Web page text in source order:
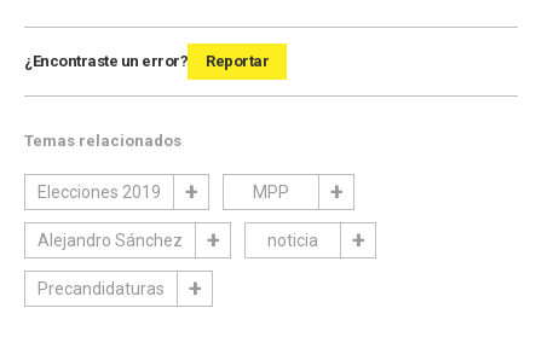
¿Encontraste un error? Reportar
Temas relacionados
Elecciones 2019 MPP
Alejandro Sánchez noticia
Precandidaturas